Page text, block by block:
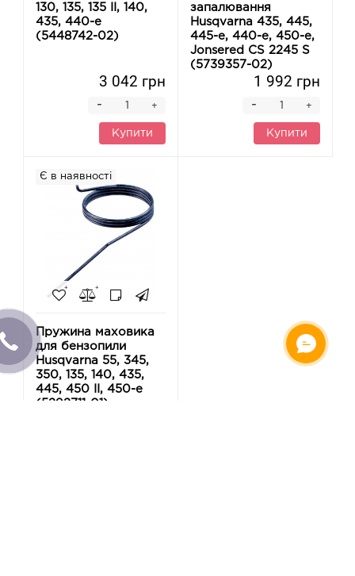
130, 135, 135 II, 140,
435, 440-e
(5448742-02)
3 042 грн
+
-
Купити
запалювання
Husqvarna 435, 445,
445-e, 440-e, 450-e,
Jonsered CS 2245 S
(5739357-02)
1 992 грн
+
-
Купити
Є в наявності
Пружина маховика
для бензопили
Husqvarna 55, 345,
350, 135, 140, 435,
445, 450 II, 450-e
(5292711-01)